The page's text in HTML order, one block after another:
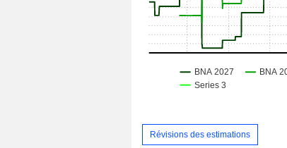
Révisions des estimations